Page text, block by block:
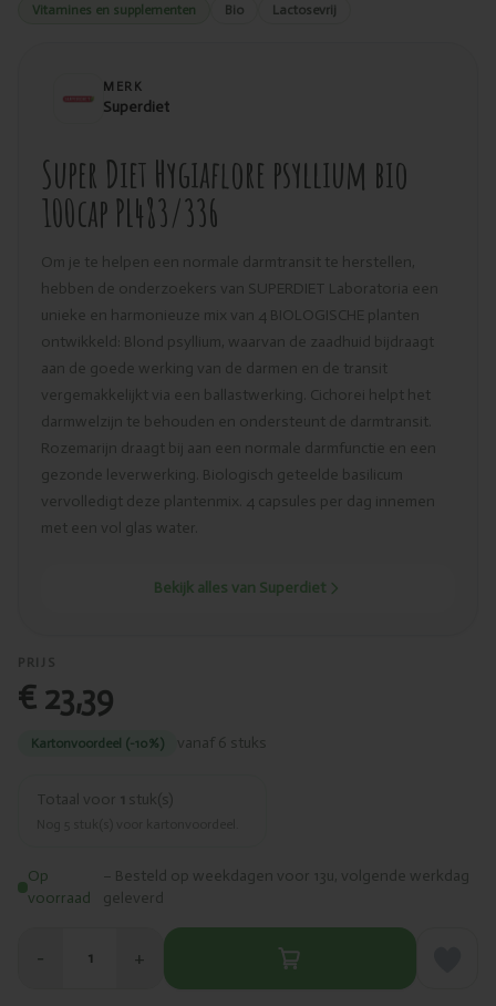
Vitamines en supplementen
Bio Lactosevrij
MERK
Superdiet
Super Diet Hygiaflore psyllium bio
100cap PL483/336
Om je te helpen een normale darmtransit te herstellen,
hebben de onderzoekers van SUPERDIET Laboratoria een
unieke en harmonieuze mix van 4 BIOLOGISCHE planten
ontwikkeld: Blond psyllium, waarvan de zaadhuid bijdraagt
aan de goede werking van de darmen en de transit
vergemakkelijkt via een ballastwerking. Cichorei helpt het
darmwelzijn te behouden en ondersteunt de darmtransit.
Rozemarijn draagt bij aan een normale darmfunctie en een
gezonde leverwerking. Biologisch geteelde basilicum
vervolledigt deze plantenmix. 4 capsules per dag innemen
met een vol glas water.
Bekijk alles van Superdiet
PRIJS
€ 23,39
Kartonvoordeel (-10%) vanaf 6 stuks
Totaal voor 1 stuk(s)
Op
voorraad
– Besteld op weekdagen voor 13u, volgende werkdag
geleverd
− 1 +